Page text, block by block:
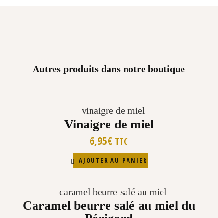
Autres produits dans notre boutique
Vinaigre de miel
6,95€ TTC
AJOUTER AU PANIER
Caramel beurre salé au miel du